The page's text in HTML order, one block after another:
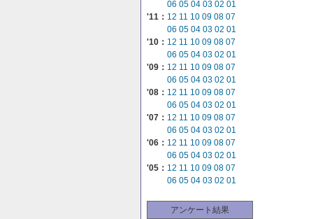
06 05 04 03 02 01
'11： 12 11 10 09 08 07
06 05 04 03 02 01
'10： 12 11 10 09 08 07
06 05 04 03 02 01
'09： 12 11 10 09 08 07
06 05 04 03 02 01
'08： 12 11 10 09 08 07
06 05 04 03 02 01
'07： 12 11 10 09 08 07
06 05 04 03 02 01
'06： 12 11 10 09 08 07
06 05 04 03 02 01
'05： 12 11 10 09 08 07
06 05 04 03 02 01
アンケート結果